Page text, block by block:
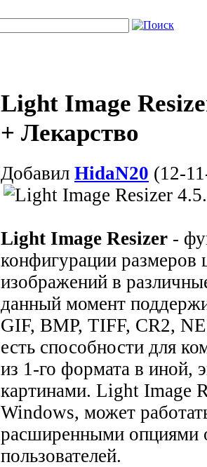
Light Image
+ Лекарство
Добавил HidaN20 (12-
Light Image Resizer -
конфигурации
изображений в
данный момент
GIF, BMP, TIFF, CR2,
есть способности для
из 1-го формата в иной,
картинами. Light Image
Windows, может
расширенными опциями
пользователей.